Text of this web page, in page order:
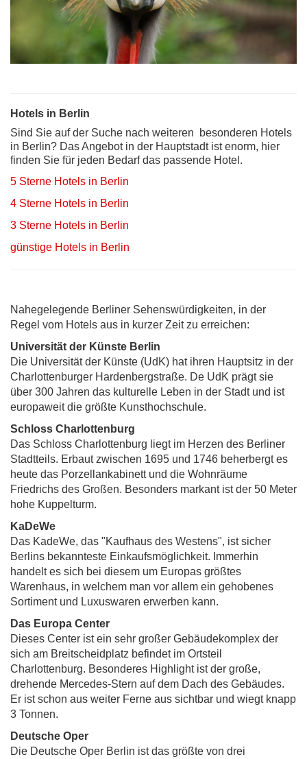
Hotels in Berlin
Sind Sie auf der Suche nach weiteren besonderen Hotels
in Berlin? Das Angebot in der Hauptstadt ist enorm, hier
finden Sie für jeden Bedarf das passende Hotel.
5 Sterne Hotels in Berlin
4 Sterne Hotels in Berlin
3 Sterne Hotels in Berlin
günstige Hotels in Berlin
Nahegelegende Berliner Sehenswürdigkeiten, in der
Regel vom Hotels aus in kurzer Zeit zu erreichen:
Universität der Künste Berlin
Die Universität der Künste (UdK) hat ihren Hauptsitz in der
Charlottenburger Hardenbergstraße. De UdK prägt sie
über 300 Jahren das kulturelle Leben in der Stadt und ist
europaweit die größte Kunsthochschule.
Schloss Charlottenburg
Das Schloss Charlottenburg liegt im Herzen des Berliner
Stadtteils. Erbaut zwischen 1695 und 1746 beherbergt es
heute das Porzellankabinett und die Wohnräume
Friedrichs des Großen. Besonders markant ist der 50 Meter
hohe Kuppelturm.
KaDeWe
Das KadeWe, das "Kaufhaus des Westens", ist sicher
Berlins bekannteste Einkaufsmöglichkeit. Immerhin
handelt es sich bei diesem um Europas größtes
Warenhaus, in welchem man vor allem ein gehobenes
Sortiment und Luxuswaren erwerben kann.
Das Europa Center
Dieses Center ist ein sehr großer Gebäudekomplex der
sich am Breitscheidplatz befindet im Ortsteil
Charlottenburg. Besonderes Highlight ist der große,
drehende Mercedes-Stern auf dem Dach des Gebäudes.
Er ist schon aus weiter Ferne aus sichtbar und wiegt knapp
3 Tonnen.
Deutsche Oper
Die Deutsche Oper Berlin ist das größte von drei